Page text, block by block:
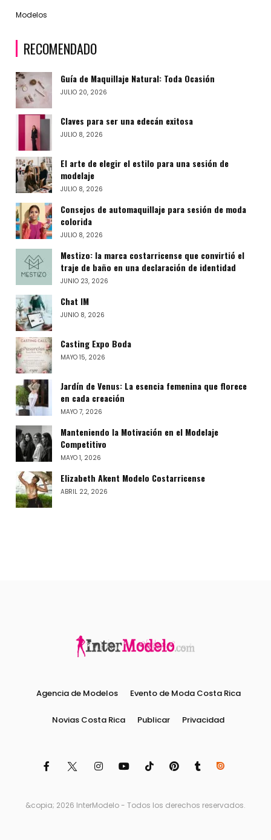
Modelos
RECOMENDADO
Guía de Maquillaje Natural: Toda Ocasión
JULIO 20, 2026
Claves para ser una edecán exitosa
JULIO 8, 2026
El arte de elegir el estilo para una sesión de
modelaje
JULIO 8, 2026
Consejos de automaquillaje para sesión de moda
colorida
JULIO 8, 2026
Mestizo: la marca costarricense que convirtió el
traje de baño en una declaración de identidad
JUNIO 23, 2026
Chat IM
JUNIO 8, 2026
Casting Expo Boda
MAYO 15, 2026
Jardín de Venus: La esencia femenina que florece
en cada creación
MAYO 7, 2026
Manteniendo la Motivación en el Modelaje
Competitivo
MAYO 1, 2026
Elizabeth Akent Modelo Costarricense
ABRIL 22, 2026
Agencia de Modelos Evento de Moda Costa Rica
Novias Costa Rica Publicar Privacidad
&copia; 2026 InterModelo - Todos los derechos reservados.